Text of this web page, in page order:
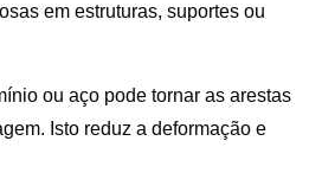
em estruturas, suportes ou
ou aço pode tornar as arestas
Isto reduz a deformação e